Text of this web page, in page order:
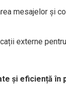
mesajelor și
externe
și eficiență în